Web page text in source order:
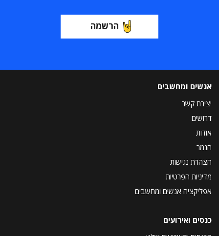
הרשמה
אנשים ומחשבים
יצירת קשר
דרושים
אודות
הנמר
הצהרת נגישות
מדיניות הפרטיות
אפליקציה אנשים ומחשבים
כנסים ואירועים